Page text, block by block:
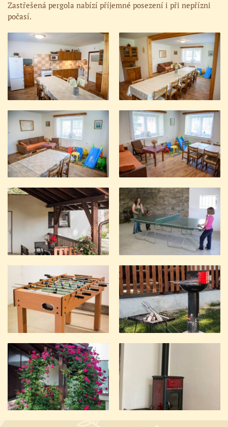
Zastřešená pergola nabízí příjemné posezení i při nepřízni
počasí.